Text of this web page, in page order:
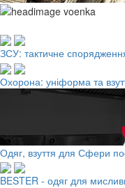
ЗСУ: тактичне
Охорона: уніформа та
Одяг, взуття для Сфери
BESTER - одяг для